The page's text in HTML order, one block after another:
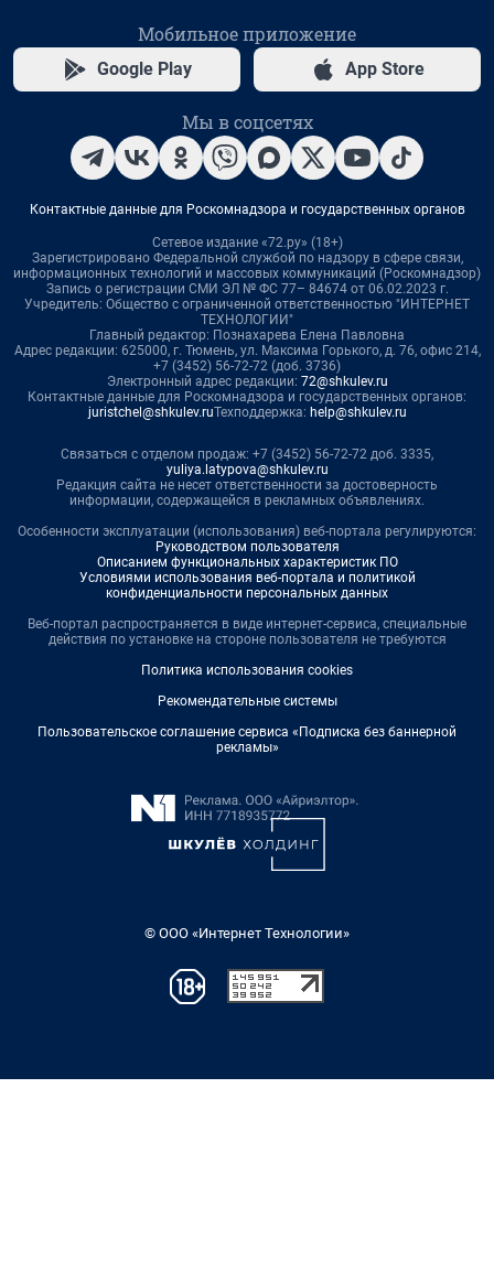
Мобильное приложение
Google Play App Store
Мы в соцсетях
Контактные данные для Роскомнадзора и государственных органов
Сетевое издание «72.ру» (18+)
Зарегистрировано Федеральной службой по надзору в сфере связи,
информационных технологий и массовых коммуникаций (Роскомнадзор)
Запись о регистрации СМИ ЭЛ № ФС 77– 84674 от 06.02.2023 г.
Учредитель: Общество с ограниченной ответственностью "ИНТЕРНЕТ
ТЕХНОЛОГИИ"
Главный редактор: Познахарева Елена Павловна
Адрес редакции: 625000, г. Тюмень, ул. Максима Горького, д. 76, офис 214,
+7 (3452) 56-72-72 (доб. 3736)
Электронный адрес редакции: 72@shkulev.ru
Контактные данные для Роскомнадзора и государственных органов:
juristchel@shkulev.ruТехподдержка: help@shkulev.ru
Связаться с отделом продаж: +7 (3452) 56-72-72 доб. 3335,
yuliya.latypova@shkulev.ru
Редакция сайта не несет ответственности за достоверность
информации, содержащейся в рекламных объявлениях.
Особенности эксплуатации (использования) веб-портала регулируются:
Руководством пользователя
Описанием функциональных характеристик ПО
Условиями использования веб-портала и политикой
конфиденциальности персональных данных
Веб-портал распространяется в виде интернет-сервиса, специальные
действия по установке на стороне пользователя не требуются
Политика использования cookies
Рекомендательные системы
Пользовательское соглашение сервиса «Подписка без баннерной
рекламы»
© ООО «Интернет Технологии»